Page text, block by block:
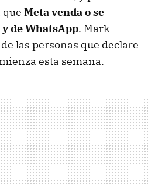
Meta venda o se
de WhatsApp. Mark
las personas que declare
esta semana.